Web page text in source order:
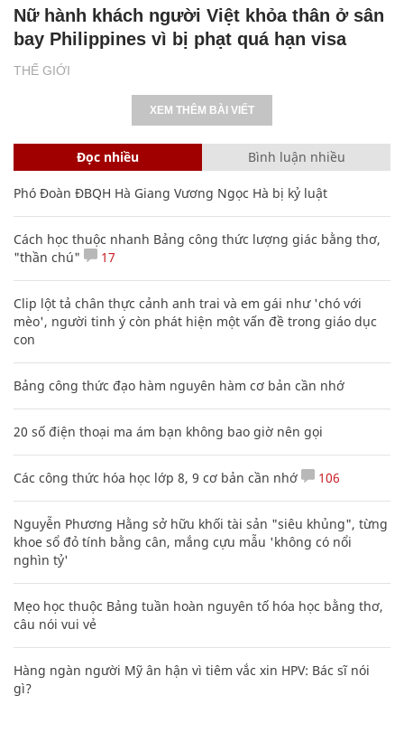
THẾ GIỚI
Nữ hành khách người Việt khỏa thân ở sân
bay Philippines vì bị phạt quá hạn visa
XEM THÊM BÀI VIẾT
Đọc nhiều Bình luận nhiều
Phó Đoàn ĐBQH Hà Giang Vương Ngọc Hà bị kỷ luật
Cách học thuộc nhanh Bảng công thức lượng giác bằng thơ,
"thần chú"
17
Clip lột tả chân thực cảnh anh trai và em gái như 'chó với
mèo', người tinh ý còn phát hiện một vấn đề trong giáo dục
con
Bảng công thức đạo hàm nguyên hàm cơ bản cần nhớ
20 số điện thoại ma ám bạn không bao giờ nên gọi
Các công thức hóa học lớp 8, 9 cơ bản cần nhớ 106
Nguyễn Phương Hằng sở hữu khối tài sản "siêu khủng", từng
khoe sổ đỏ tính bằng cân, mắng cựu mẫu 'không có nổi
nghìn tỷ'
Mẹo học thuộc Bảng tuần hoàn nguyên tố hóa học bằng thơ,
câu nói vui vẻ
Hàng ngàn người Mỹ ân hận vì tiêm vắc xin HPV: Bác sĩ nói
gì?